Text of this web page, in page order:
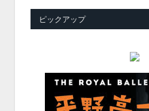
ピックアップ